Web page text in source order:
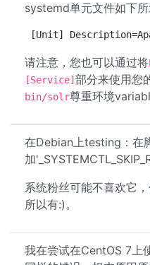
systemd单元文件如下所
[Unit]
请注意，您也可以通过将
[Service] 部分来使用您
bin/solr尊重环境
在Debian上testing：在
加
系统粉丝可能不喜欢它
所以有:)。
我在尝试在CentOS 7上